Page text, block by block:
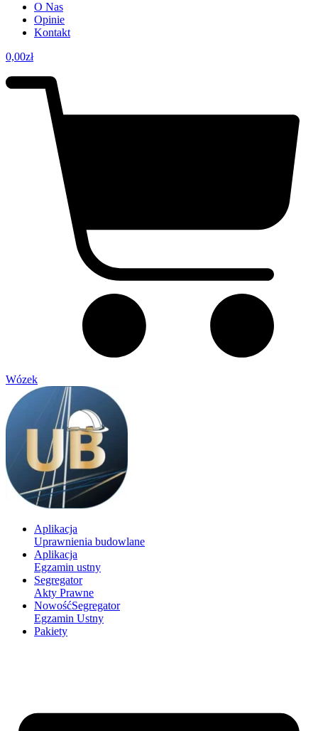
O Nas
Opinie
Kontakt
0,00zł
Wózek
Aplikacja
Uprawnienia budowlane
Aplikacja
Egzamin ustny
Segregator
Akty Prawne
NowośćSegregator
Egzamin Ustny
Pakiety